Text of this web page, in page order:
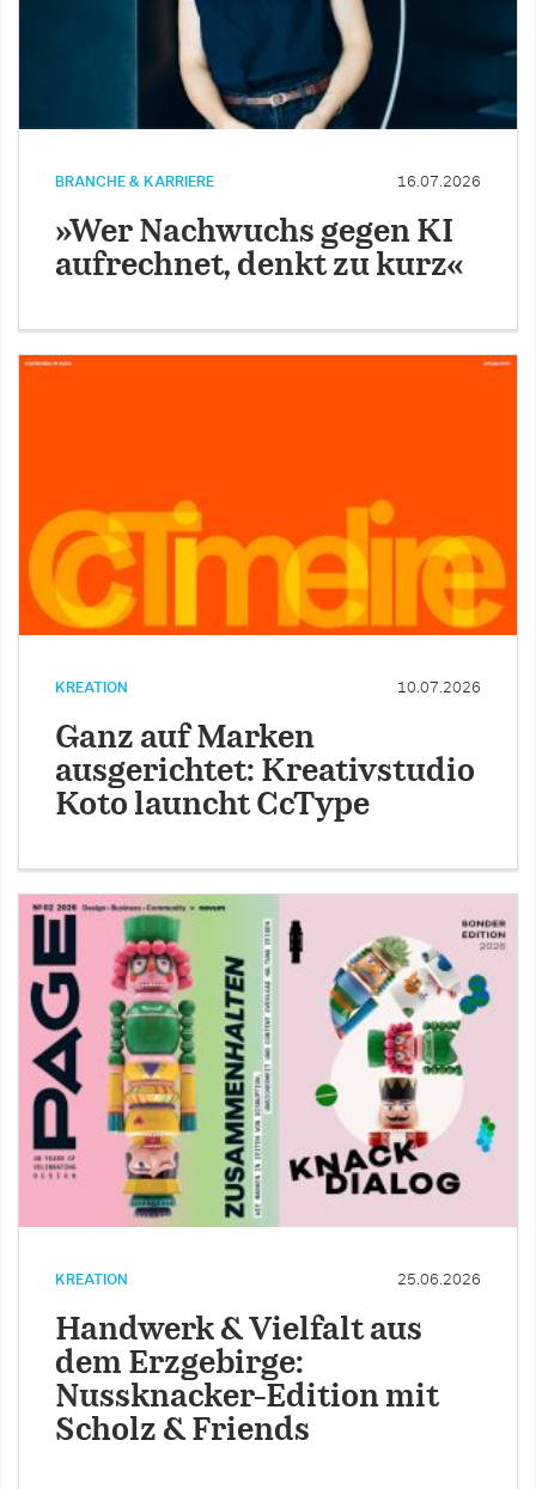
BRANCHE & KARRIERE 16.07.2026
»Wer Nachwuchs gegen KI
aufrechnet, denkt zu kurz«
KREATION 10.07.2026
Ganz auf Marken
ausgerichtet: Kreativstudio
Koto launcht CcType
KREATION 25.06.2026
Handwerk & Vielfalt aus
dem Erzgebirge:
Nussknacker-Edition mit
Scholz & Friends